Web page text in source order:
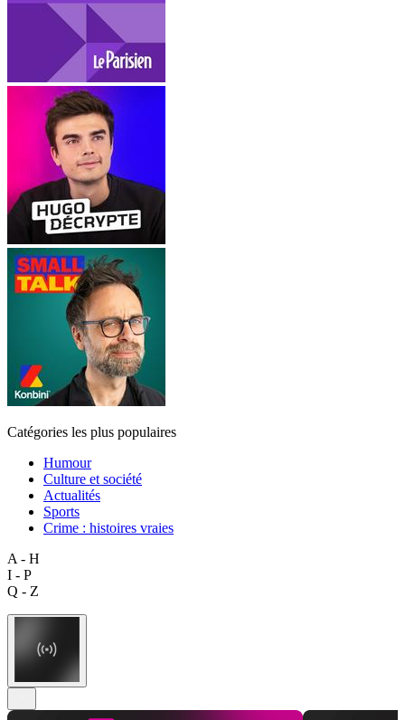
Catégories les plus populaires
Humour
Culture et société
Actualités
Sports
Crime : histoires vraies
A - H
I - P
Q - Z